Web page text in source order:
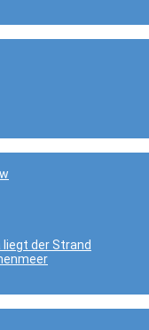
der Strand